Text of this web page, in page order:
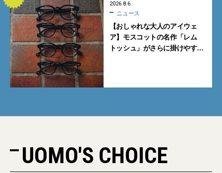
2026.8.6
ニュース
【おしゃれな大人のアイウェ
ア】モスコットの名作「レム
トッシュ」がさらに掛けやす
UOMO'S CHOICE